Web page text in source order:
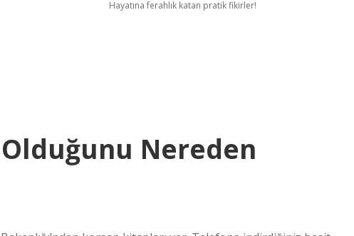
Hayatına ferahlık katan pratik fikirler!
Nereden